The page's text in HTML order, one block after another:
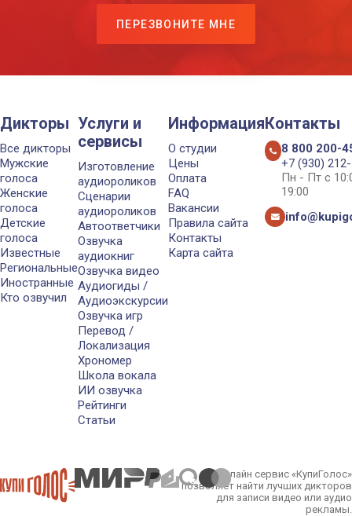
ПЕРЕЗВОНИТЕ МНЕ
Дикторы
Все дикторы
Мужские
голоса
Женские
голоса
Детские
голоса
Известные
Региональные
Иностранные
Кто озвучил
Услуги и
сервисы
Изготовление
аудиороликов
Сценарии
аудиороликов
Автоответчики
Озвучка
аудиокниг
Озвучка видео
Аудиогиды /
Аудиоэкскурсии
Озвучка игр
Перевод /
Локализация
Хрономер
Школа вокала
ИИ озвучка
Рейтинги
Статьи
Информация
О студии
Цены
Оплата
FAQ
Вакансии
Правила сайта
Контакты
Карта сайта
Контакты
8 800 200-
+7 (930)
Пн - Пт с
19:00
Онлайн сервис «КупиГолос»
позволяет найти лучших дикторов
для записи видео или аудио
рекламы.